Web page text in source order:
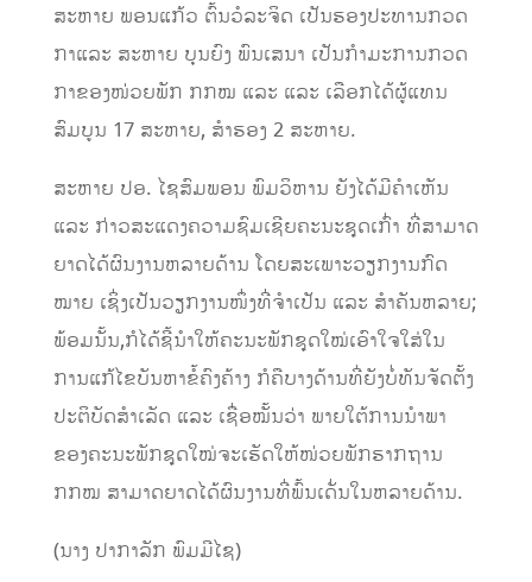
ສະຫາຍ ພອນແກ້ວ ຕົ້ນວໍລະຈິດ ເປັນຮອງປະທານກວດ
ກາແລະ ສະຫາຍ ບຸນຍົງ ພົນເສນາ ເປັນກຳມະການກວດ
ກາຂອງໜ່ວຍພັກ ກກໝ ແລະ ແລະ ເລືອກໄດ້ຜູ້ແທນ
ສົມບູນ 17 ສະຫາຍ, ສຳຮອງ 2 ສະຫາຍ.
ສະຫາຍ ປອ. ໄຊສົມພອນ ພົມວິຫານ ຍັງໄດ້ມີຄຳເຫັນ
ແລະ ກ່າວສະ​ແດງ​ຄວາມ​ຊົມ​ເຊີຍ​ຄະ​ນະ​ຊຸດ​ເກົ່າ ທີ່​ສາ​ມາດ
ຍາດ​ໄດ້​ຜົນ​ງານຫລາຍ​ດ້ານ ໂດຍ​ສະ​ເພາະ​ວຽກ​ງານ​ກົດ​
ໝາຍ ເຊິ່ງ​ເປັນ​ວຽກ​ງານ​ໜຶ່ງ​ທີ່​ຈ​ຳ​ເປັນ ແລະ ສຳ​ຄັນຫລາຍ;
ພ້ອມນັ້ນ,ກໍ​ໄດ້​ຊີ້​ນຳ​ໃຫ້ຄະ​ນະ​ພັກ​ຊຸດ​ໃໝ່ເອົາ​ໃຈ​ໃສ່​ໃນ​
ການ​ແກ້​ໄຂ​ບັນ​ຫາ​ຂໍ້​ຄົງ​ຄ້າງ​ ກໍ​ຄື​ບາງ​ດ້ານ​ທີ່​ຍັງ​ບໍ່​ທັນ​ຈັດ​ຕັ້ງ​
ປະ​ຕິ​ບັດ​ສຳ​ເລັດ ແລະ ເຊື່ອ​ໝັ້ນ​ວ່າ ພາຍ​ໃຕ້​ການ​ນຳ​ພາ​
ຂອງ​ຄະ​ນະ​ພັກ​ຊຸດ​ໃໝ່ຈະ​ເຮັດ​ໃຫ້​ໜ່ວຍ​ພັກ​ຮາກ​ຖານ
ກກໝ ສາ​ມາດ​ຍາດ​ໄດ້​ຜົນ​ງານ​ທີ່​ພົ້ນ​ເດັ່ນ​ໃນຫລາຍ​ດ້ານ.
(ນາງ ປາກາລັກ ພົມມີໄຊ)